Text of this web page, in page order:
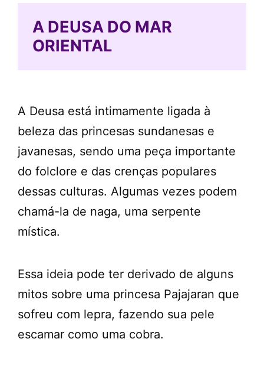
A DEUSA DO MAR
ORIENTAL
A Deusa está intimamente ligada à
beleza das princesas sundanesas e
javanesas, sendo uma peça importante
do folclore e das crenças populares
dessas culturas. Algumas vezes podem
chamá-la de naga, uma serpente
mística.
Essa ideia pode ter derivado de alguns
mitos sobre uma princesa Pajajaran que
sofreu com lepra, fazendo sua pele
escamar como uma cobra.